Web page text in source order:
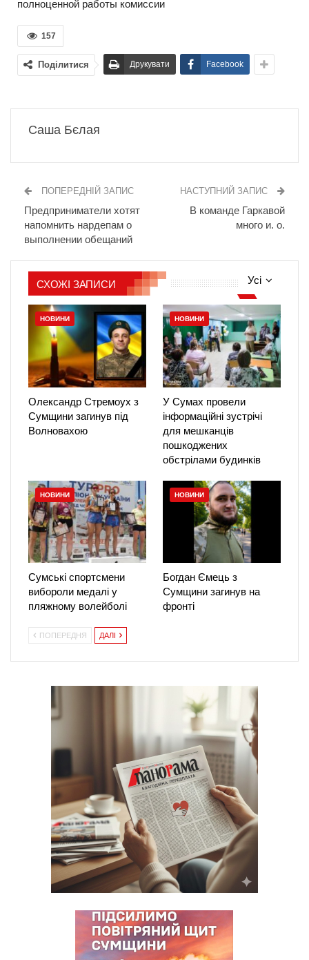
полноценной работы комиссии
157
Поділитися Друкувати Facebook
Саша Бєлая
ПОПЕРЕДНІЙ ЗАПИС
Предприниматели хотят
напомнить нардепам о
выполнении обещаний
НАСТУПНИЙ ЗАПИС
В команде Гаркавой
много и. о.
Усі
СХОЖІ ЗАПИСИ
НОВИНИ
Олександр Стремоух з
Сумщини загинув під
Волновахою
НОВИНИ
У Сумах провели
інформаційні зустрічі
для мешканців
пошкоджених
обстрілами будинків
НОВИНИ
Сумські спортсмени
вибороли медалі у
пляжному волейболі
НОВИНИ
Богдан Ємець з
Сумщини загинув на
фронті
ПОПЕРЕДНЯ ДАЛІ